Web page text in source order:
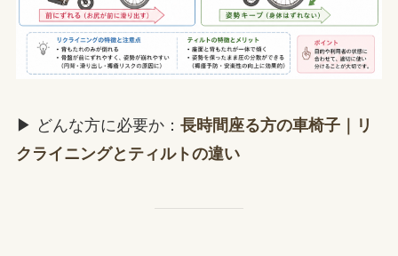
▶ どんな方に必要か： 長時間座る方の車椅子｜リ
クライニングとティルトの違い